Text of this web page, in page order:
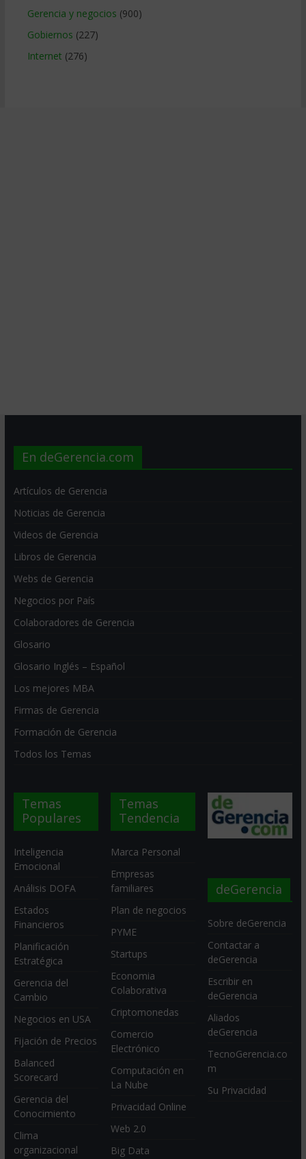
Gerencia y negocios (900)
Gobiernos (227)
Internet (276)
En deGerencia.com
Artículos de Gerencia
Noticias de Gerencia
Videos de Gerencia
Libros de Gerencia
Webs de Gerencia
Negocios por País
Colaboradores de Gerencia
Glosario
Glosario Inglés – Español
Los mejores MBA
Firmas de Gerencia
Formación de Gerencia
Todos los Temas
Temas
Populares
Inteligencia
Emocional
Análisis DOFA
Estados
Financieros
Planificación
Estratégica
Gerencia del
Cambio
Negocios en USA
Fijación de Precios
Balanced
Scorecard
Gerencia del
Conocimiento
Clima
organizacional
Temas
Tendencia
Marca Personal
Empresas
familiares
Plan de negocios
PYME
Startups
Economia
Colaborativa
Criptomonedas
Comercio
Electrónico
Computación en
La Nube
Privacidad Online
Web 2.0
Big Data
deGerencia
Sobre deGerencia
Contactar a
deGerencia
Escribir en
deGerencia
Aliados
deGerencia
TecnoGerencia.co
m
Su Privacidad